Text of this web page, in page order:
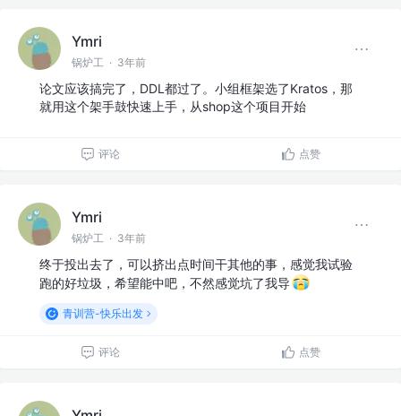
Ymri
锅炉工 · 3年前
论文应该搞完了，DDL都过了。小组框架选了Kratos，那
就用这个架手鼓快速上手，从shop这个项目开始
评论 点赞
Ymri
锅炉工 · 3年前
终于投出去了，可以挤出点时间干其他的事，感觉我试验
跑的好垃圾，希望能中吧，不然感觉坑了我导
青训营-快乐出发
评论 点赞